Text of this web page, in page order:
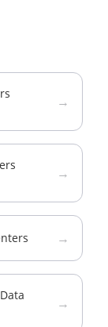
→
→
→
→